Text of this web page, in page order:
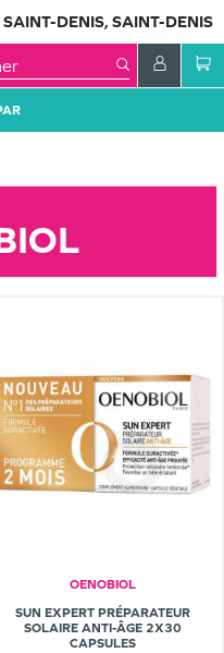
DENIS, SAINT-DENIS
OENOBIOL
SUN EXPERT PRÉPARATEUR
SOLAIRE ANTI-ÂGE 2X30
CAPSULES